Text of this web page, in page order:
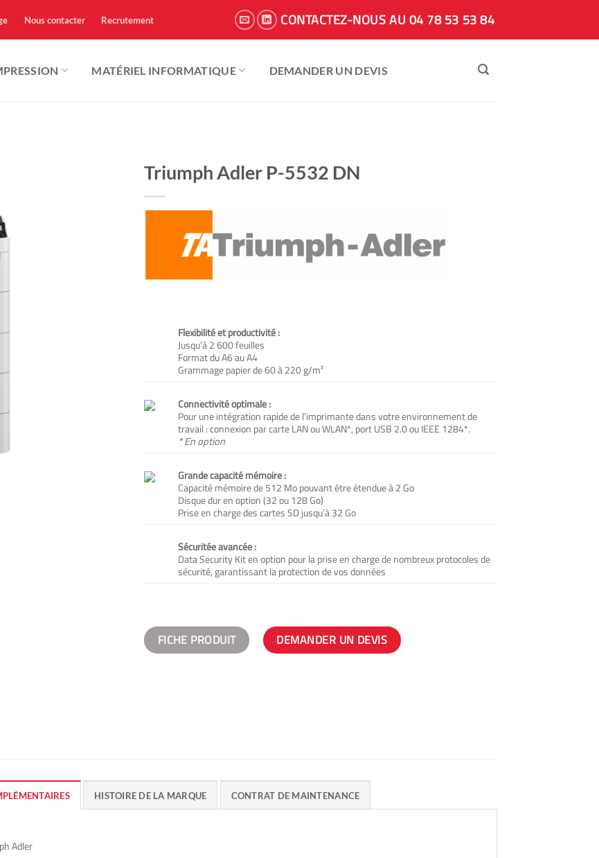
Nous contacter Recrutement CONTACTEZ-NOUS AU 04 78 53 53 84
MATÉRIEL INFORMATIQUE DEMANDER UN DEVIS
Triumph Adler P-5532 DN
Flexibilité et productivité :
Jusqu’à 2 600 feuilles
Format du A6 au A4
Grammage papier de 60 à 220 g/m²
Connectivité optimale :
Pour une intégration rapide de l’imprimante dans votre environnement de
travail : connexion par carte LAN ou WLAN*, port USB 2.0 ou IEEE 1284*.
* En option
Grande capacité mémoire :
Capacité mémoire de 512 Mo pouvant être étendue à 2 Go
Disque dur en option (32 ou 128 Go)
Prise en charge des cartes SD jusqu’à 32 Go
Sécuritée avancée :
Data Security Kit en option pour la prise en charge de nombreux protocoles de
sécurité, garantissant la protection de vos données
FICHE PRODUIT DEMANDER UN DEVIS
HISTOIRE DE LA MARQUE CONTRAT DE MAINTENANCE
Adler